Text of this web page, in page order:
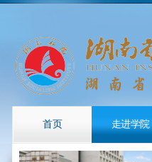
首页 走进学院